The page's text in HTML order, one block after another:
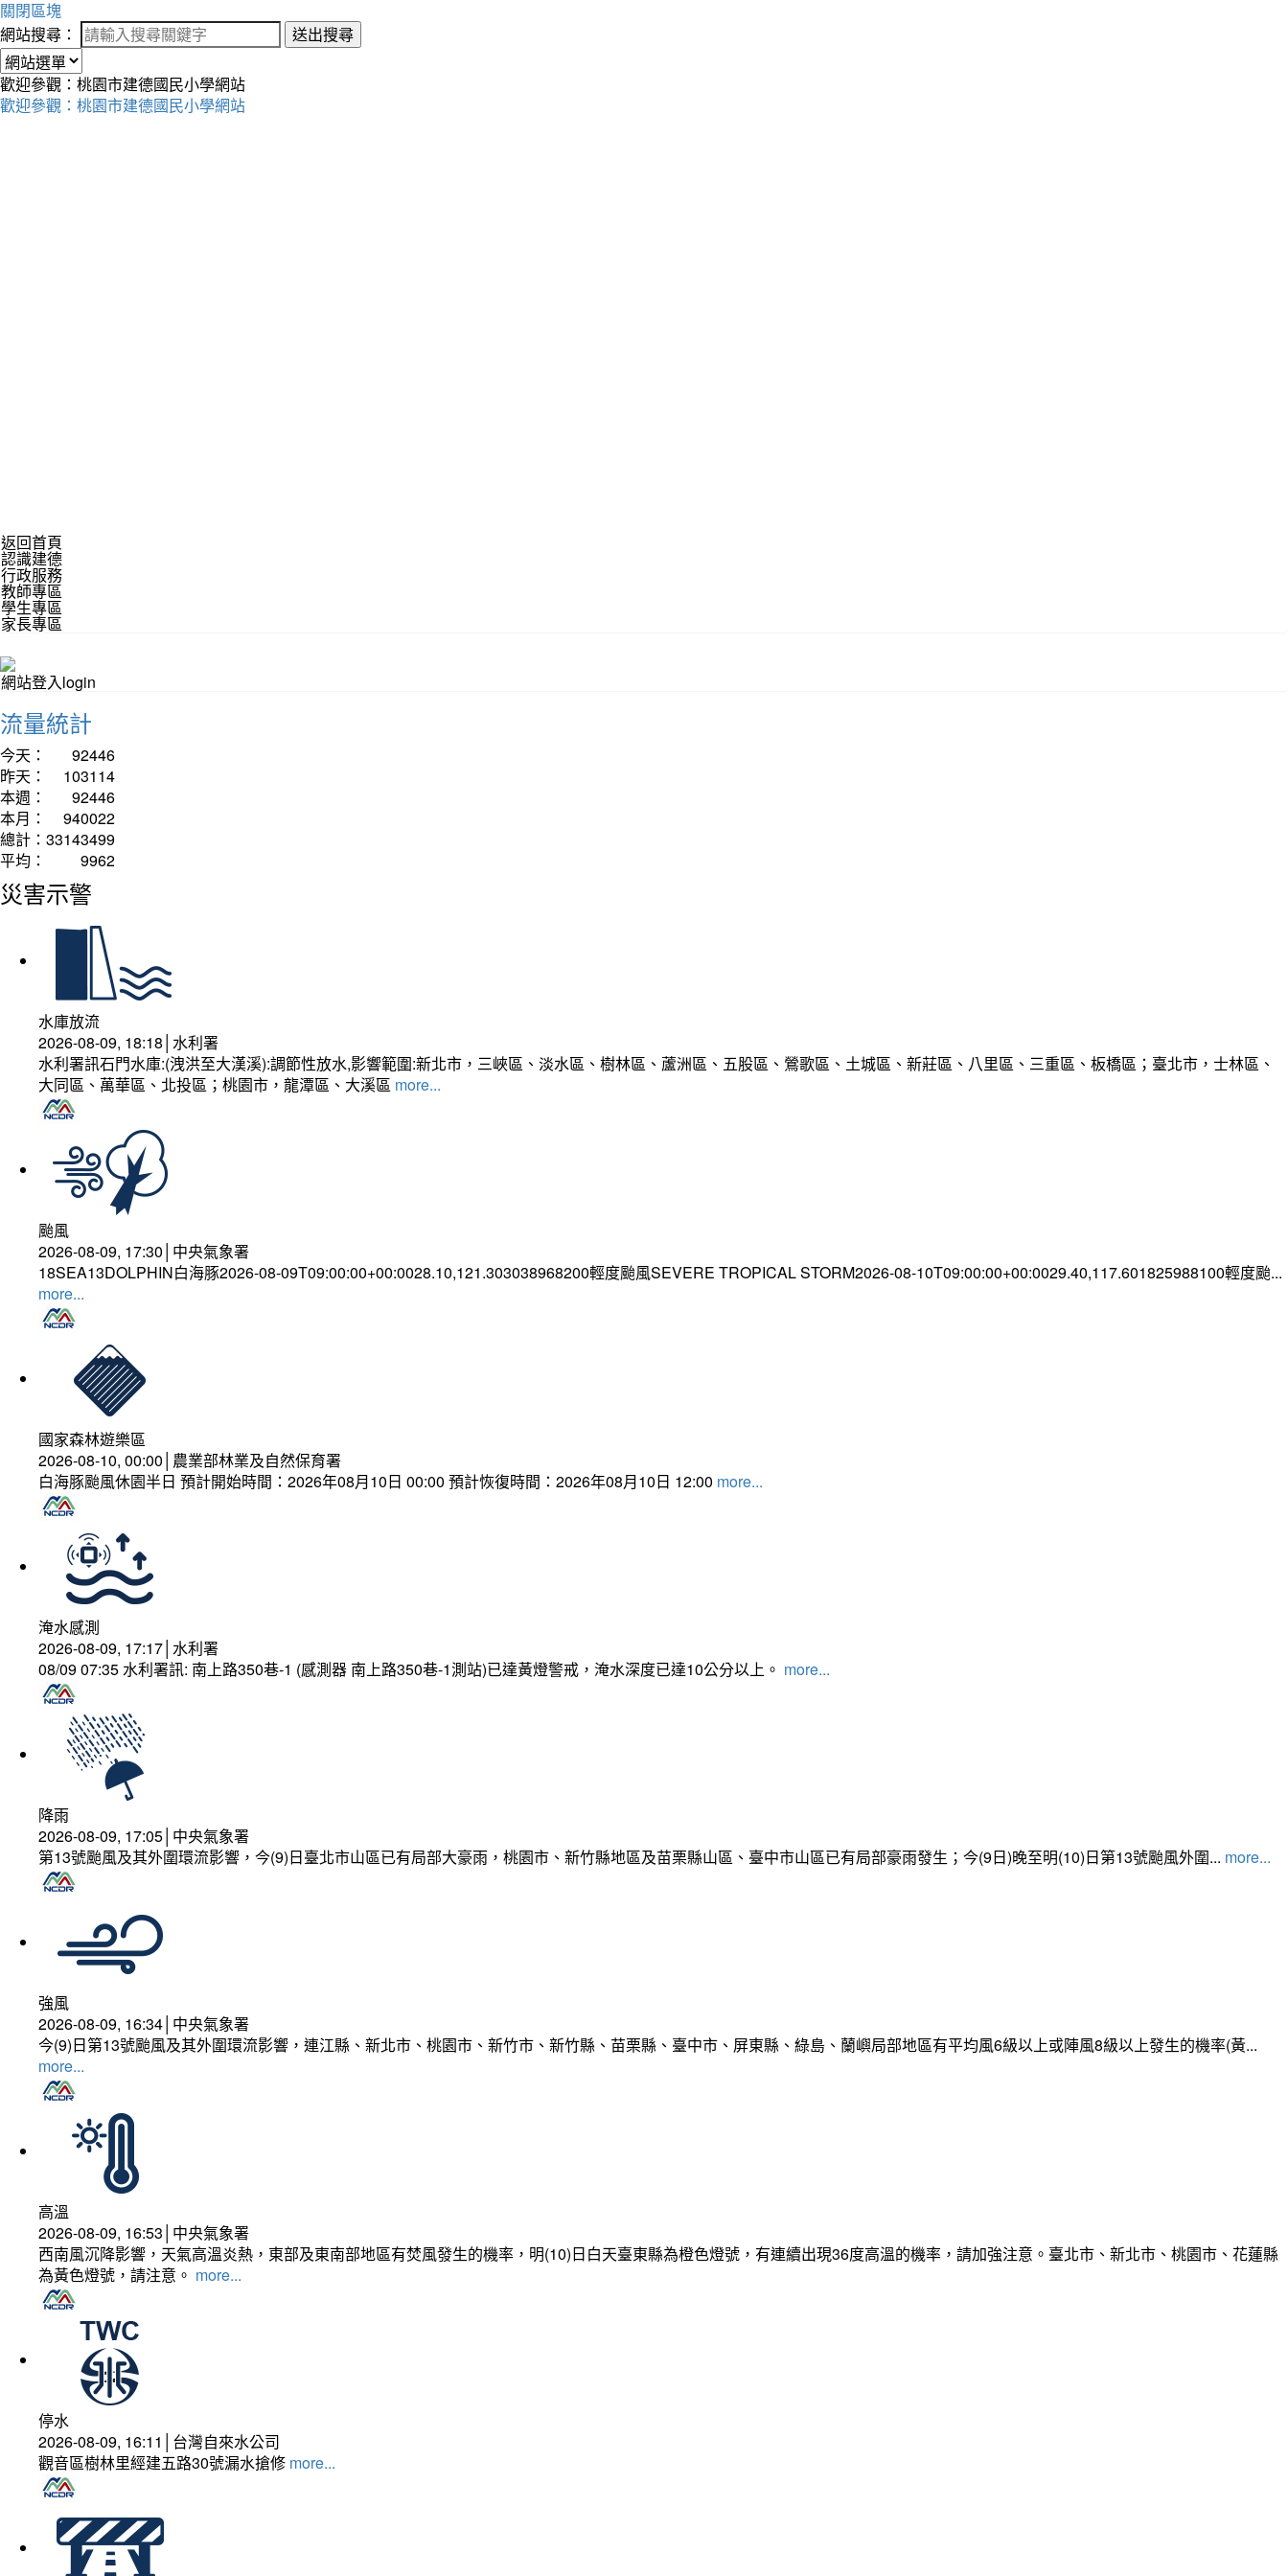
關閉區塊
網站搜尋：
送出搜尋
歡迎參觀：桃園市建德國民小學網站
歡迎參觀：桃園市建德國民小學網站
返回首頁
認識建德
行政服務
教師專區
學生專區
家長專區
網站登入login
流量統計
今天：
92446
昨天：
103114
本週：
92446
本月：
940022
總計： 33143499
平均：
9962
災害示警
水庫放流
2026-08-09, 18:18│水利署
水利署訊石門水庫:(洩洪至大漢溪):調節性放水,影響範圍:新北市，三峽區、淡水區、樹林區、蘆洲區、五股區、鶯歌區、土城區、新莊區、八里區、三重區、板橋區；臺北市，士林區、
大同區、萬華區、北投區；桃園市，龍潭區、大溪區 more...
颱風
2026-08-09, 17:30│中央氣象署
18SEA13DOLPHIN白海豚2026-08-09T09:00:00+00:0028.10,121.303038968200輕度颱風SEVERE TROPICAL STORM2026-08-10T09:00:00+00:0029.40,117.601825988100輕度颱...
more...
國家森林遊樂區
2026-08-10, 00:00│農業部林業及自然保育署
白海豚颱風休園半日 預計開始時間：2026年08月10日 00:00 預計恢復時間：2026年08月10日 12:00 more...
淹水感測
2026-08-09, 17:17│水利署
08/09 07:35 水利署訊: 南上路350巷-1 (感測器 南上路350巷-1測站)已達黃燈警戒，淹水深度已達10公分以上。​​​ more...
降雨
2026-08-09, 17:05│中央氣象署
第13號颱風及其外圍環流影響，今(9)日臺北市山區已有局部大豪雨，桃園市、新竹縣地區及苗栗縣山區、臺中市山區已有局部豪雨發生；今(9日)晚至明(10)日第13號颱風外圍... more...
強風
2026-08-09, 16:34│中央氣象署
今(9)日第13號颱風及其外圍環流影響，連江縣、新北市、桃園市、新竹市、新竹縣、苗栗縣、臺中市、屏東縣、綠島、蘭嶼局部地區有平均風6級以上或陣風8級以上發生的機率(黃...
more...
高溫
2026-08-09, 16:53│中央氣象署
西南風沉降影響，天氣高溫炎熱，東部及東南部地區有焚風發生的機率，明(10)日白天臺東縣為橙色燈號，有連續出現36度高溫的機率，請加強注意。臺北市、新北市、桃園市、花蓮縣
為黃色燈號，請注意。 more...
停水
2026-08-09, 16:11│台灣自來水公司
觀音區樹林里經建五路30號漏水搶修 more...